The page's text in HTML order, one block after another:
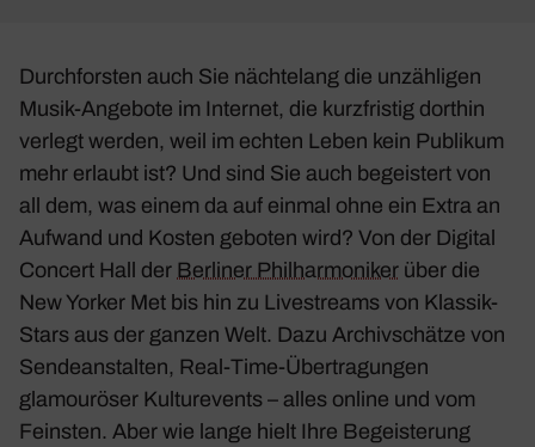
Durch­forsten auch Sie näch­te­lang die unzäh­ligen
Musik-Ange­bote im Internet, die kurz­fristig dorthin
verlegt werden, weil im echten Leben kein Publikum
mehr erlaubt ist? Und sind Sie auch begeis­tert von
all dem, was einem da auf einmal ohne ein Extra an
Aufwand und Kosten geboten wird? Von der Digital
Concert Hall der Berliner Phil­har­mo­niker über die
New Yorker Met bis hin zu Live­streams von Klassik-
Stars aus der ganzen Welt. Dazu Archiv­schätze von
Sende­an­stalten, Real-Time-Über­tra­gungen
glamou­röser Kultur­events – alles online und vom
Feinsten. Aber wie lange hielt Ihre Begeis­te­rung